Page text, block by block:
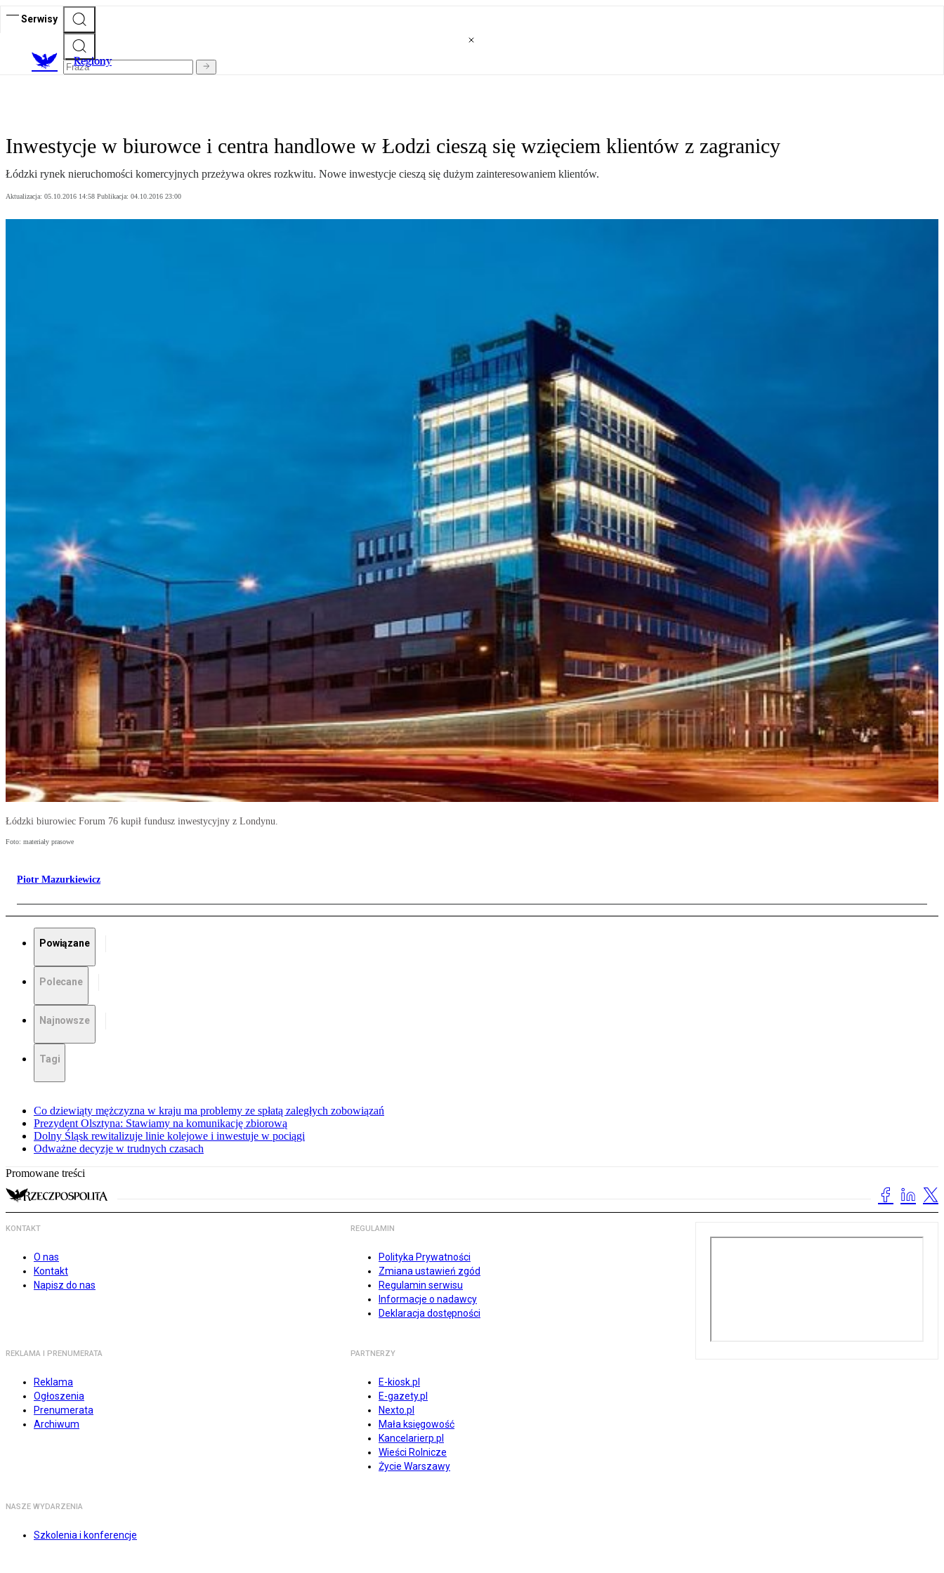
Serwisy
Regiony
Inwestycje w biurowce i centra handlowe w Łodzi cieszą się wzięciem klientów z zagranicy
Łódzki rynek nieruchomości komercyjnych przeżywa okres rozkwitu. Nowe inwestycje cieszą się dużym zainteresowaniem klientów.
Aktualizacja: 05.10.2016 14:58 Publikacja: 04.10.2016 23:00
Łódzki biurowiec Forum 76 kupił fundusz inwestycyjny z Londynu.
Foto: materiały prasowe
Piotr Mazurkiewicz
Powiązane
Polecane
Najnowsze
Tagi
Co dziewiąty mężczyzna w kraju ma problemy ze spłatą zaległych zobowiązań
Prezydent Olsztyna: Stawiamy na komunikację zbiorową
Dolny Śląsk rewitalizuje linie kolejowe i inwestuje w pociągi
Odważne decyzje w trudnych czasach
Promowane treści
KONTAKT
O nas
Kontakt
Napisz do nas
REGULAMIN
Polityka Prywatności
Zmiana ustawień zgód
Regulamin serwisu
Informacje o nadawcy
Deklaracja dostępności
REKLAMA I PRENUMERATA
Reklama
Ogłoszenia
Prenumerata
Archiwum
PARTNERZY
E-kiosk.pl
E-gazety.pl
Nexto.pl
Mała księgowość
Kancelarierp.pl
Wieści Rolnicze
Życie Warszawy
NASZE WYDARZENIA
Szkolenia i konferencje